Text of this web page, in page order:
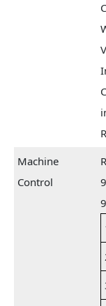
Machine
Control